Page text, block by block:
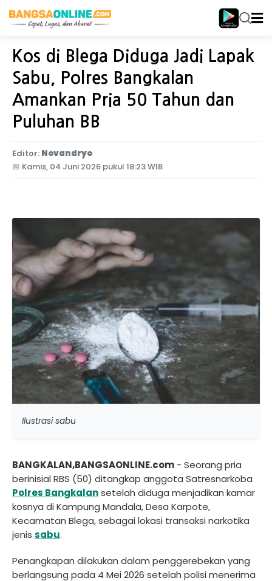
Home Jawa Timur
Kos di Blega Diduga Jadi Lapak
Sabu, Polres Bangkalan
Amankan Pria 50 Tahun dan
Puluhan BB
Editor: Novandryo
📅 Kamis, 04 Juni 2026 pukul 18:23 WIB
Ilustrasi sabu
BANGKALAN,BANGSAONLINE.com - Seorang pria
berinisial RBS (50) ditangkap anggota Satresnarkoba
Polres Bangkalansetelah diduga menjadikan kamar
kosnya di Kampung Mandala, Desa Karpote,
Kecamatan Blega, sebagai lokasi transaksi narkotika
jenis sabu.
Penangkapan dilakukan dalam penggerebekan yang
berlangsung pada 4 Mei 2026 setelah polisi menerima